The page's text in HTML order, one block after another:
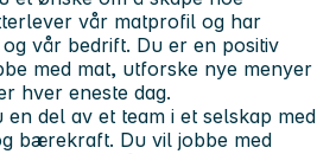
vår matprofil og har
vår bedrift. Du er en positiv
med mat, utforske nye menyer
hver eneste dag.
del av et team i et selskap med
bærekraft. Du vil jobbe med